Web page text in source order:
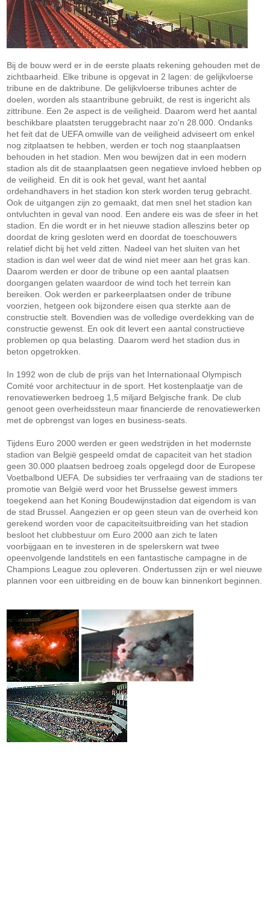
Bij de bouw werd er in de eerste plaats rekening gehouden met de
zichtbaarheid. Elke tribune is opgevat in 2 lagen: de gelijkvloerse
tribune en de daktribune. De gelijkvloerse tribunes achter de
doelen, worden als staantribune gebruikt, de rest is ingericht als
zittribune. Een 2e aspect is de veiligheid. Daarom werd het aantal
beschikbare plaatsten teruggebracht naar zo'n 28.000. Ondanks
het feit dat de UEFA omwille van de veiligheid adviseert om enkel
nog zitplaatsen te hebben, werden er toch nog staanplaatsen
behouden in het stadion. Men wou bewijzen dat in een modern
stadion als dit de staanplaatsen geen negatieve invloed hebben op
de veiligheid. En dit is ook het geval, want het aantal
ordehandhavers in het stadion kon sterk worden terug gebracht.
Ook de uitgangen zijn zo gemaakt, dat men snel het stadion kan
ontvluchten in geval van nood. Een andere eis was de sfeer in het
stadion. En die wordt er in het nieuwe stadion alleszins beter op
doordat de kring gesloten werd en doordat de toeschouwers
relatief dicht bij het veld zitten. Nadeel van het sluiten van het
stadion is dan wel weer dat de wind niet meer aan het gras kan.
Daarom werden er door de tribune op een aantal plaatsen
doorgangen gelaten waardoor de wind toch het terrein kan
bereiken. Ook werden er parkeerplaatsen onder de tribune
voorzien, hetgeen ook bijzondere eisen qua sterkte aan de
constructie stelt. Bovendien was de volledige overdekking van de
constructie gewenst. En ook dit levert een aantal constructieve
problemen op qua belasting. Daarom werd het stadion dus in
beton opgetrokken.
In 1992 won de club de prijs van het Internationaal Olympisch
Comité voor architectuur in de sport. Het kostenplaatje van de
renovatiewerken bedroeg 1,5 miljard Belgische frank. De club
genoot geen overheidssteun maar financierde de renovatiewerken
met de opbrengst van loges en business-seats.
Tijdens Euro 2000 werden er geen wedstrijden in het modernste
stadion van België gespeeld omdat de capaciteit van het stadion
geen 30.000 plaatsen bedroeg zoals opgelegd door de Europese
Voetbalbond UEFA. De subsidies ter verfraaiing van de stadions ter
promotie van België werd voor het Brusselse gewest immers
toegekend aan het Koning Boudewijnstadion dat eigendom is van
de stad Brussel. Aangezien er op geen steun van de overheid kon
gerekend worden voor de capaciteitsuitbreiding van het stadion
besloot het clubbestuur om Euro 2000 aan zich te laten
voorbijgaan en te investeren in de spelerskern wat twee
opeenvolgende landstitels en een fantastische campagne in de
Champions League zou opleveren. Ondertussen zijn er wel nieuwe
plannen voor een uitbreiding en de bouw kan binnenkort beginnen.